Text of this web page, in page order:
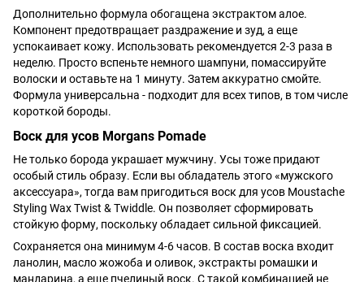
Дополнительно формула обогащена экстрактом алое.
Компонент предотвращает раздражение и зуд, а еще
успокаивает кожу. Использовать рекомендуется 2-3 раза в
неделю. Просто вспеньте немного шампуни, помассируйте
волоски и оставьте на 1 минуту. Затем аккуратно смойте.
Формула универсальна - подходит для всех типов, в том числе
короткой бороды.
Воск для усов Morgans Pomade
Не только борода украшает мужчину. Усы тоже придают
особый стиль образу. Если вы обладатель этого «мужского
аксессуара», тогда вам пригодиться воск для усов Moustache
Styling Wax Twist & Twiddle. Он позволяет сформировать
стойкую форму, поскольку обладает сильной фиксацией.
Сохраняется она минимум 4-6 часов. В состав воска входит
ланолин, масло жожоба и оливок, экстракты ромашки и
мандарина, а еще пчелиный воск. С такой комбинацией не